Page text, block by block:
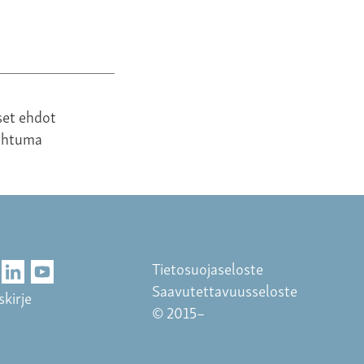
ehdot
Tietosuojaseloste
Saavutettavuusseloste
© 2015–